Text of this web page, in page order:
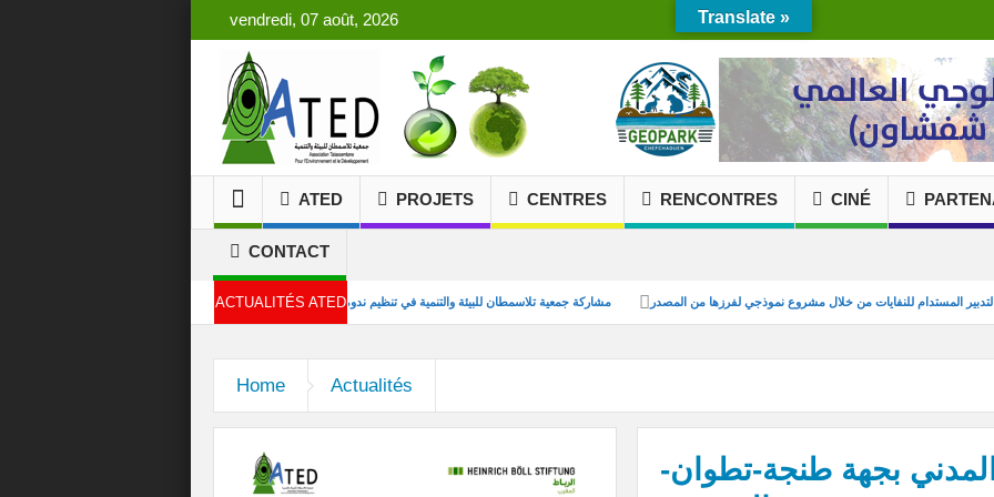
vendredi, 07 août, 2026
ATED PROJETS CENTRES RENCONTRES CINÉ
CONTACT
ACTUALITÉS ATED
مشاركة جمعية تلاسمطان للبيئة والتنمية في تنظيم ندوة علمية بكلية العلوم بتطوان تعزيز التدبير المستدام للنفايات من خلال مشروع نموذجي لفرزها من المصدر
Home Actualités
المدني بجهة طنجة-تطوان-
Translate »